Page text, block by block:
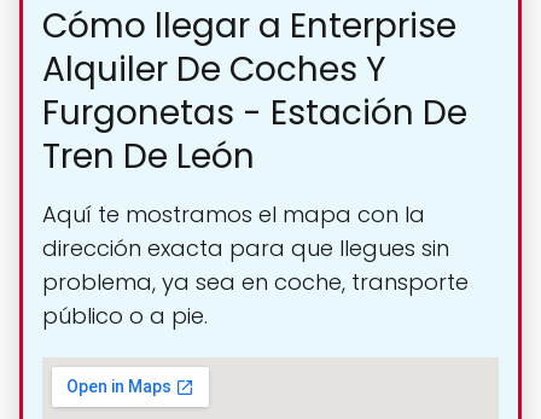
Cómo llegar a Enterprise
Alquiler De Coches Y
Furgonetas - Estación De
Tren De León
Aquí te mostramos el mapa con la
dirección exacta para que llegues sin
problema, ya sea en coche, transporte
público o a pie.